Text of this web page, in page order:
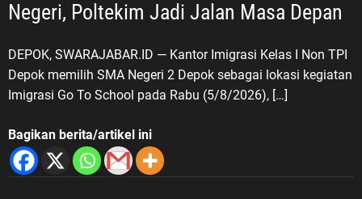
DEPOK, SWARAJABAR.ID — Kantor Imigrasi Kelas I Non TPI
Depok memilih SMA Negeri 2 Depok sebagai lokasi kegiatan
Imigrasi Go To School pada Rabu (5/8/2026), […]
Bagikan berita/artikel ini